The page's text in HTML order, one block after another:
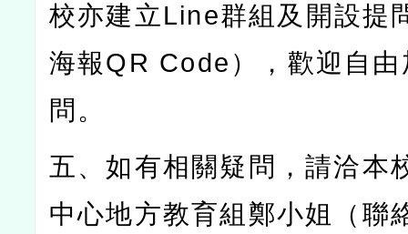
校亦建立 Line群組及開設提
海報QR Code ），歡迎自
問。
五、如有相關疑問，請洽本
中心地方教育組鄭小姐（聯